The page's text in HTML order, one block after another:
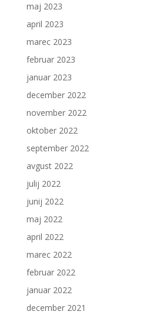
maj 2023
april 2023
marec 2023
februar 2023
januar 2023
december 2022
november 2022
oktober 2022
september 2022
avgust 2022
julij 2022
junij 2022
maj 2022
april 2022
marec 2022
februar 2022
januar 2022
december 2021